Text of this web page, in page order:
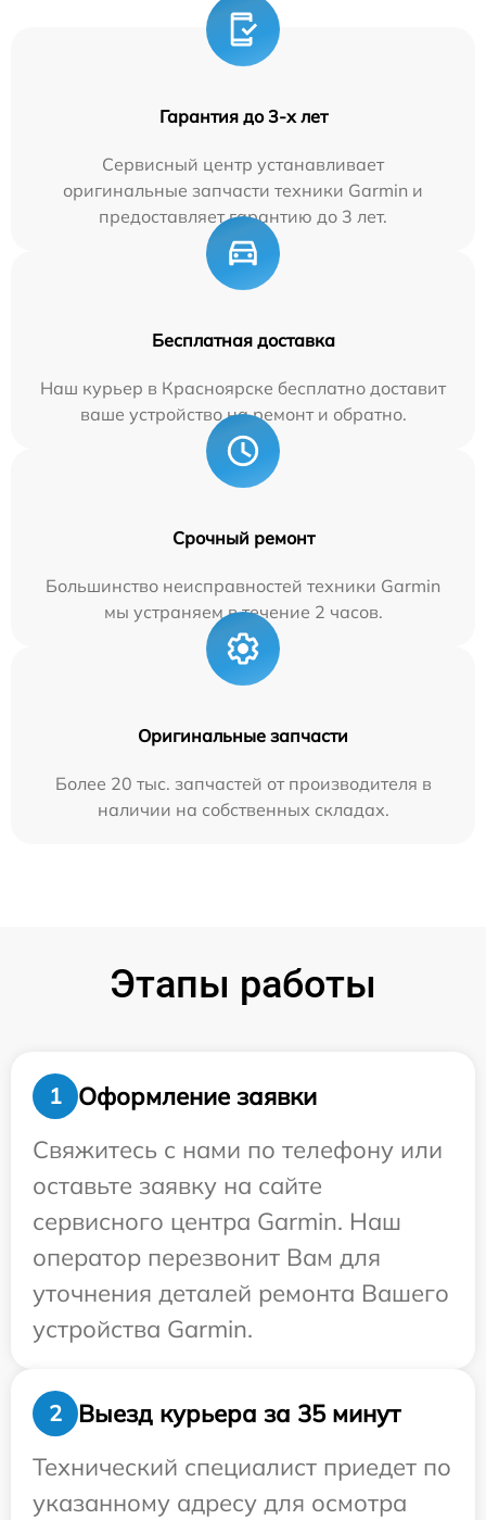
Гарантия до 3-х лет
Сервисный центр устанавливает
оригинальные запчасти техники Garmin и
предоставляет гарантию до 3 лет.
Бесплатная доставка
Наш курьер в Красноярске бесплатно доставит
ваше устройство на ремонт и обратно.
Срочный ремонт
Большинство неисправностей техники Garmin
мы устраняем в течение 2 часов.
Оригинальные запчасти
Более 20 тыс. запчастей от производителя в
наличии на собственных складах.
Этапы работы
1
Оформление заявки
Свяжитесь с нами по телефону или
оставьте заявку на сайте
сервисного центра Garmin. Наш
оператор перезвонит Вам для
уточнения деталей ремонта Вашего
устройства Garmin.
2
Выезд курьера за 35 минут
Технический специалист приедет по
указанному адресу для осмотра